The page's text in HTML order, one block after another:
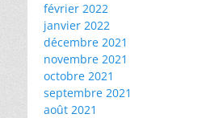
février 2022
janvier 2022
décembre 2021
novembre 2021
octobre 2021
septembre 2021
août 2021